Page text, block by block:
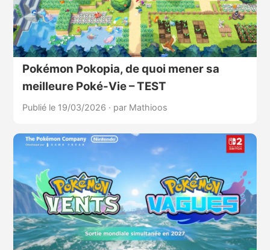
Pokémon Pokopia, de quoi mener sa
meilleure Poké-Vie – TEST
Publié le 19/03/2026 · par Mathioos